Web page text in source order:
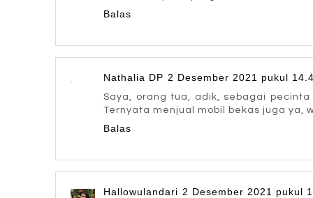
Balas
Nathalia DP 2 Desember 2021 pukul
Saya, orang tua, adik, sebagai
Ternyata menjual mobil bekas juga ya,
Balas
Hallowulandari 2 Desember 2021 pukul